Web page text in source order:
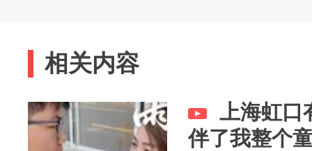
相关内容
上海虹口
伴了我整个